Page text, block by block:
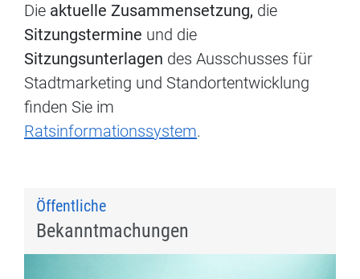
Die aktuelle Zusammensetzung, die
Sitzungstermine und die
Sitzungsunterlagen des Ausschusses für
Stadtmarketing und Standortentwicklung
finden Sie im
Ratsinformationssystem.
Öffentliche
Bekanntmachungen